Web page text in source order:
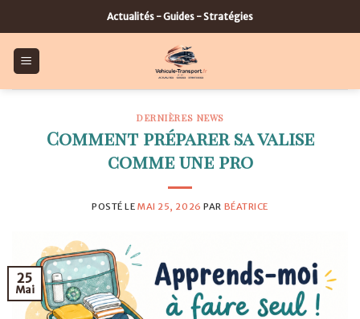
to
content
Actualités - Guides - Stratégies
DERNIÈRES NEWS
Comment préparer sa valise
comme une pro
POSTÉ LE MAI 25, 2026 PAR BÉATRICE
25
Mai